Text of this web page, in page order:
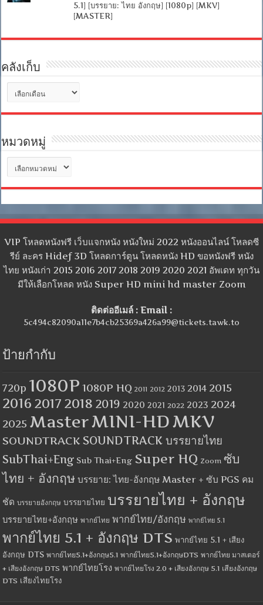
5.1] [บรรยาย: ไทย อังกฤษ] [1080p] [MKV]
[MASTER]
คลังเก็บ
เก็บ
หมวดหมู่
หมู่
VIP โหลดหนังฟรี เว็บแจกหนัง หนังใหม่ 2022 หนังออนไลน์ โหลดซี
รีย์ ละคร Hidef 3D โหลดการ์ตูน โหลดหนัง HD ขอหนังฟรี หนัง
ไทย หนังเก่า 2015 2016 2017 2018 2019 2020 2021 อัพเดท ทุกวัน
มีให้เลือกโหลด หนัง Super HD mini hd master Zoom
ติดต่ออีเมล์ : Email :
5c494c82090a11e7b4cb25369a426a99@tickets.tawk.to
ป้ายกำกับ
720p 1080P 1080P HQ 2011 2012 2013 2014 2015
2016 2017 2018 2019 2020 2021 2022 2023 2024
2025 MasterMINI-HDMKV
SOUNDTRACK SOUNDTRACK บรรยายไทย
SubThai+Eng Sub Thai+Eng Super HQ Zoom ซับ
ไทย + อังกฤษ บรรยาย: ไทย-อังกฤษ Master + ซับ PGS คม
ชัด บรรยายอังกฤษ บรรยายไทย บรรยายไทย + อังกฤษ
บรรยายไทย+อังกฤษ พากย์ไทย พากย์ไทย/อังกฤษ พากย์ไทย 5.1
พากย์ไทย 5.1 + อังกฤษ DTS พากย์ไทย 5.1 + เสียง
อังกฤษ DTS พากย์ไทย5.1+อังกฤษ5.1 พากย์ไทย5.1+อังกฤษDTS พากย์ไทย มาสเตอร์
+ เสียงอังกฤษ DTS พากย์ไทยโรง พากย์ไทยโรง 2.0 + เสียงอังกฤษ 5.1 เสียงอังกฤษ
DTS เสียงไทยโรง